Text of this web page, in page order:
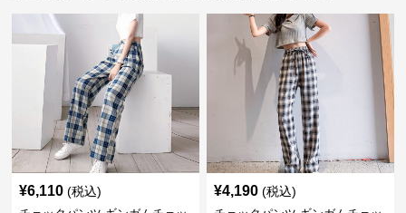
¥6,110 (税込) ¥4,190 (税込)